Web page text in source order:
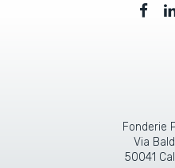
Fonderie
Via
50041